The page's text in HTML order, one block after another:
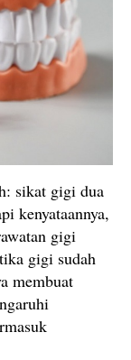
sikat gigi dua
kenyataannya,
gigi
gigi sudah
membuat